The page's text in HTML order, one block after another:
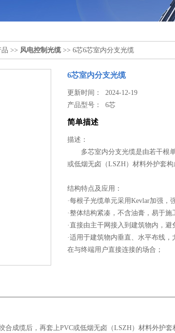
>> 风电控制光缆>> 6芯6芯室内分支光缆
6芯室内分支光缆
更新时间： 2024-12-19
产品型号：6芯
简单描述
描述：
多芯室内分支光缆是由若干根单
或低烟无卤（LSZH）材料外护套构
结构特点及应用：
·每根子光缆单元采用Kevlar加强，
·整体结构紧凑，不含油膏，易于施
·直接由主干网接入到建筑物内，避
·适用于建筑物内垂直、水平布线
在与终端用户直接连接的场合；
成缆后，再套上PVC或低烟无卤（LSZH）材料外护套